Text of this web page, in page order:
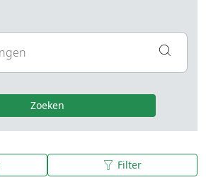
Zoeken
Filter